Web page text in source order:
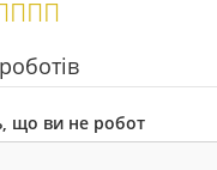
що ви не робот